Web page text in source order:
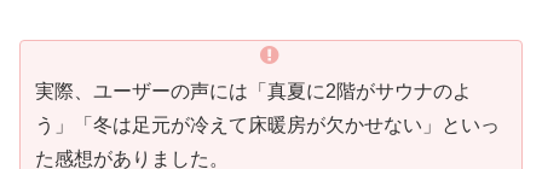
実際、ユーザーの声には「真夏に2階がサウナのよ
う」「冬は足元が冷えて床暖房が欠かせない」といっ
た感想がありました。